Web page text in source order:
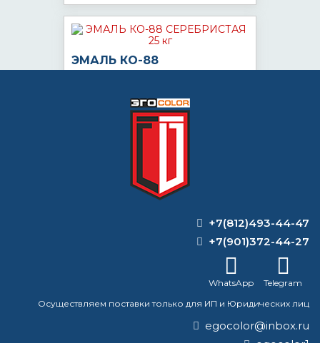
ЭМАЛЬ КО-88
СЕРЕБРИСТАЯ 25 кг
по запросу
ВОПРОС-ОТВЕТ
преобразователем ржавчины?
+7(812)493-44-47
+7(901)372-44-27
WhatsApp
Telegram
Осуществляем поставки только для ИП и Юридических лиц
egocolor@inbox.ru